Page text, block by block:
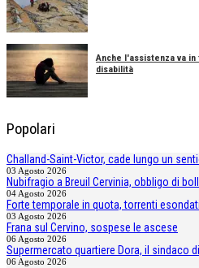
Anche l'assistenza va
disabilità
Popolari
Challand-Saint-Victor, cade lungo un
03 Agosto 2026
Nubifragio a Breuil Cervinia, obbligo di
04 Agosto 2026
Forte temporale in quota, torrenti
03 Agosto 2026
Frana sul Cervino, sospese le ascese
06 Agosto 2026
Supermercato quartiere Dora, il sindaco
06 Agosto 2026